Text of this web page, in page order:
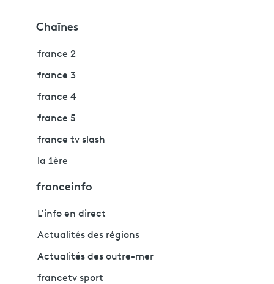
Chaînes
france 2
france 3
france 4
france 5
france tv slash
la 1ère
franceinfo
L'info en direct
Actualités des régions
Actualités des outre-mer
francetv sport